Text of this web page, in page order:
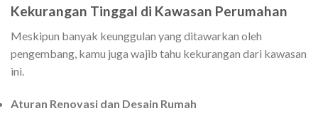
Kekurangan Tinggal di Kawasan Perumahan
Meskipun banyak keunggulan yang ditawarkan oleh
pengembang, kamu juga wajib tahu kekurangan dari kawasan
ini.
Aturan Renovasi dan Desain Rumah